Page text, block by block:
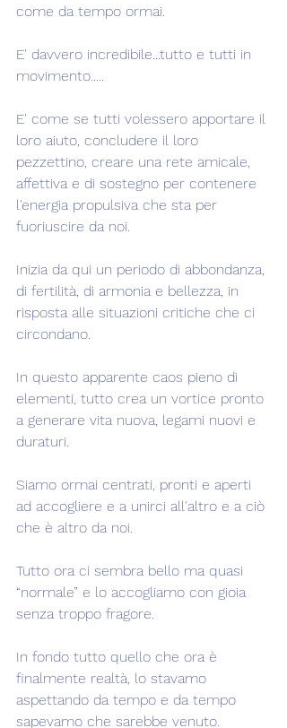
come da tempo ormai.
E' davvero incredibile...tutto e tutti in
movimento.....
E' come se tutti volessero apportare il
loro aiuto, concludere il loro
pezzettino, creare una rete amicale,
affettiva e di sostegno per contenere
l'energia propulsiva che sta per
fuoriuscire da noi.
Inizia da qui un periodo di abbondanza,
di fertilità, di armonia e bellezza, in
risposta alle situazioni critiche che ci
circondano.
In questo apparente caos pieno di
elementi, tutto crea un vortice pronto
a generare vita nuova, legami nuovi e
duraturi.
Siamo ormai centrati, pronti e aperti
ad accogliere e a unirci all'altro e a ciò
che è altro da noi.
Tutto ora ci sembra bello ma quasi
“normale” e lo accogliamo con gioia
senza troppo fragore.
In fondo tutto quello che ora è
finalmente realtà, lo stavamo
aspettando da tempo e da tempo
sapevamo che sarebbe venuto.